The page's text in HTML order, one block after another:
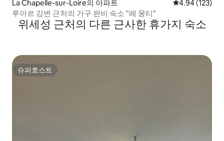
La Chapelle-sur-Loire의 아파트 평점 4.94점(5
4.94 (123)
루아르 강변 근처의 가구 완비 숙소 "레 몽티"
위세성 근처의 다른 근사한 휴가지 숙소
슈퍼호스트
슈퍼호스트